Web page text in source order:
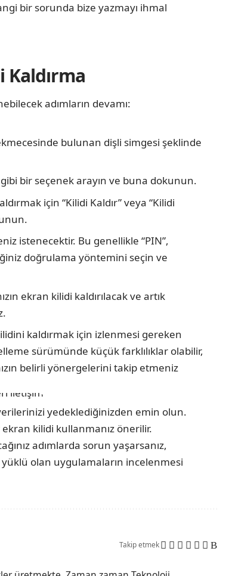
bir sorunda bize yazmayı ihmal
Kaldırma
adımların devamı:
bulunan dişli simgesi şeklinde
bir seçenek arayın ve buna dokunun.
için “Kilidi Kaldır” veya “Kilidi
istenecektir. Bu genellikle “PIN”,
doğrulama yöntemini seçin ve
ekran kilidi kaldırılacak ve artık
kaldırmak için izlenmesi gereken
sürümünde küçük farklılıklar olabilir,
belirli yönergelerini takip etmeniz
yedeklediğinizden emin olun.
ekran kilidi kullanmanız önerilir.
adımlarda sorun yaşarsanız,
olan uygulamaların incelenmesi
Takip etmek